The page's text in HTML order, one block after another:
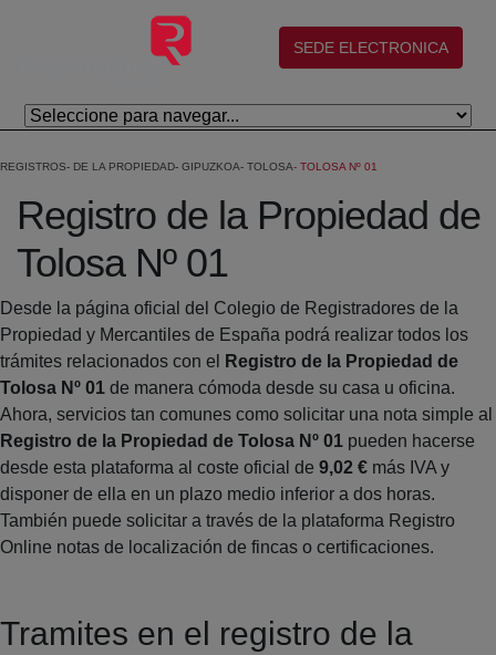
Skip to Main Content
(abre en nueva ventana)
SEDE ELECTRONICA
REGISTROS DE LA PROPIEDAD GIPUZKOA TOLOSA TOLOSA Nº 01
Registro de la Propiedad de
Tolosa Nº 01
Desde la página oficial del Colegio de Registradores de la
Propiedad y Mercantiles de España podrá realizar todos los
trámites relacionados con el
Registro de la Propiedad de
Tolosa Nº 01 de manera cómoda desde su casa u oficina.
Ahora, servicios tan comunes como solicitar una nota simple al
Registro de la Propiedad de Tolosa Nº 01 pueden hacerse
desde esta plataforma al coste oficial de 9,02 € más IVA y
disponer de ella en un plazo medio inferior a dos horas.
También puede solicitar a través de la plataforma Registro
Online notas de localización de fincas o certificaciones.
Tramites en el registro de la